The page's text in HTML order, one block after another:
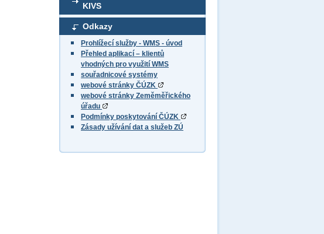
KIVS
Odkazy
Prohlížecí služby - WMS - úvod
Přehled aplikací – klientů
vhodných pro využití WMS
souřadnicové systémy
webové stránky ČÚZK
webové stránky Zeměměřického
úřadu
Podmínky poskytování ČÚZK
Zásady užívání dat a služeb ZÚ